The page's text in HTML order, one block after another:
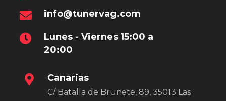
info@tunervag.com
Lunes - Viernes 15:00 a
20:00
Canarias
C/ Batalla de Brunete, 89, 35013 Las